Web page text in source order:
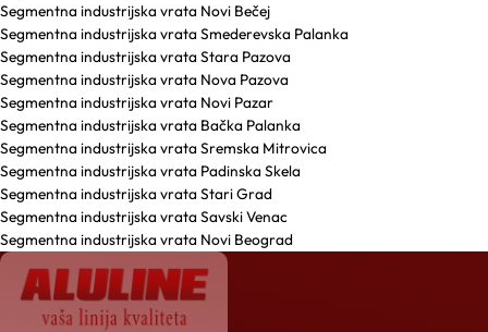
Segmentna industrijska vrata Novi Bečej
Segmentna industrijska vrata Smederevska Palanka
Segmentna industrijska vrata Stara Pazova
Segmentna industrijska vrata Nova Pazova
Segmentna industrijska vrata Novi Pazar
Segmentna industrijska vrata Bačka Palanka
Segmentna industrijska vrata Sremska Mitrovica
Segmentna industrijska vrata Padinska Skela
Segmentna industrijska vrata Stari Grad
Segmentna industrijska vrata Savski Venac
Segmentna industrijska vrata Novi Beograd